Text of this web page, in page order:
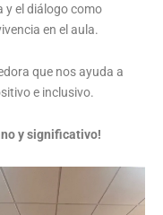
y el diálogo como
en el aula.
que nos ayuda a
e inclusivo.
y significativo!